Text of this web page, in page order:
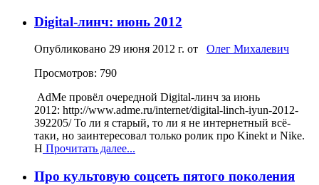
Digital-линч: июнь 2012
Опубликовано 29 июня 2012 г. от Олег Михалевич
Просмотров: 790
AdMe провёл очередной Digital-линч за июнь
2012: http://www.adme.ru/internet/digital-linch-iyun-2012-
392205/ То ли я старый, то ли я не интернетный всё-
таки, но заинтересовал только ролик про Kinekt и Nike.
Н Прочитать далее...
Про культовую соцсеть пятого поколения